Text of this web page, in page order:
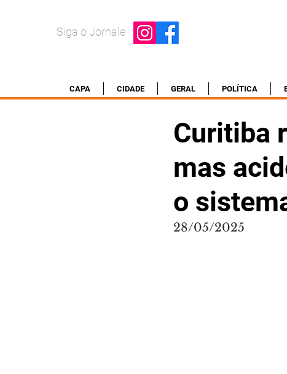
Siga o Jornale
CAPA CIDADE GERAL POLÍTICA
Curitiba
mas
o
28/05/2025